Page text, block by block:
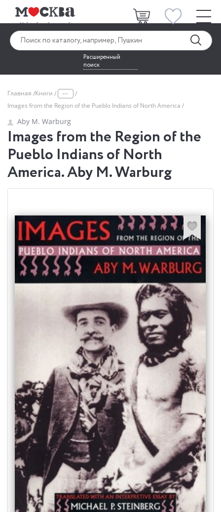
Расширенный
поиск
Главная Книги ...
Images from the Region of the Pueblo Indians of North America
Aby M. Warburg
Images from the Region of the
Pueblo Indians of North
America. Aby M. Warburg